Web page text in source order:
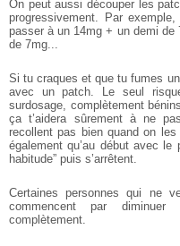
On peut aussi découper les
progressivement. Par
passer à un 14mg + un demi
de 7mg...
Si tu craques et que tu fumes
avec un patch. Le seul
surdosage, complètement
ça t’aidera sûrement à ne
recollent pas bien quand on les
également qu’au début avec
habitude” puis s’arrêtent.
Certaines personnes qui ne
commencent par
complètement.